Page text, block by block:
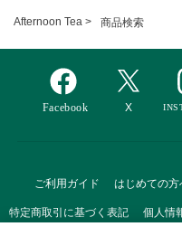
Afternoon Tea > 商品検索
ご利用ガイド はじめての方
特定商取引に基づく表記 個人情